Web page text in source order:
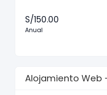
S/150.00
Anual
Alojamiento Web